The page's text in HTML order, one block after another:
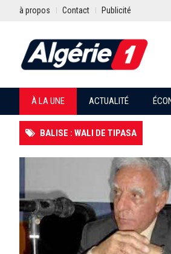
à propos Contact Publicité
À LA UNE ACTUALITÉ
BALISE : WALI DE TIPASA